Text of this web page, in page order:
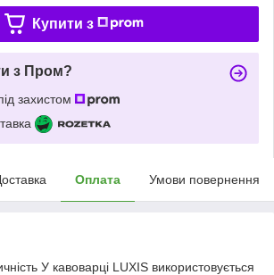
Купити з
з Пром?
захистом
Оплата Умови повернення
У кавоварці LUXIS використовується